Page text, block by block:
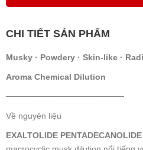
CHI TIẾT SẢN PHẨM
Musky · Powdery · Skin-like ·
Aroma Chemical Dilution
────────────────────
Về nguyên liệu
EXALTOLIDE